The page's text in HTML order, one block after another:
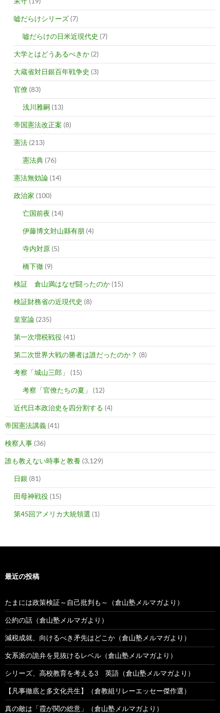
嘘だらけシリーズ (7)
嘘だらけの日米近現代史 (7)
大学とはどうあるべきか (2)
大蔵省対日銀百年戦争史 (3)
官僚 (83)
浅川雅嗣 (13)
帝国憲法改正案 (8)
憲法 (213)
憲法典 (76)
憲法無効論 (14)
政治家 (100)
亡国前夜 (14)
伊藤博文対山縣有朋 (4)
寺内対原 (5)
橋下徹 (9)
検証 倉山満はなぜ闘ったのか (15)
検証財務省の近現代史 (8)
皇室論 (235)
第一次増税戦役 (41)
第二次世界大戦の勝者は誰だったのか？ (8)
考察「城山三郎」 (15)
考察「官僚たちの夏」 (12)
近代日本政治史を四分割する (4)
帝国憲法講義 (41)
検察人事 (36)
誰も教えない時事と教養 (3,129)
日銀 (81)
田母神戦役 (15)
第45回アメリカ大統領選 (1)
最近の投稿
たまには政策検証～自己批判も～（倉山塾メルマガより）
公約の話（倉山塾メルマガより）
減税成就、向けるべき矛先はどこか（倉山塾メルマガより）
女系派の詭弁を見抜けるレベル（倉山塾メルマガより）
シリーズ、高校教育を考える3 英語（倉山塾メルマガより）
【凡事徹底と多文化共生】（倉教組リレーエッセー傑作選）
真の敵は「霞が関の総意」（倉山塾メルマガより）